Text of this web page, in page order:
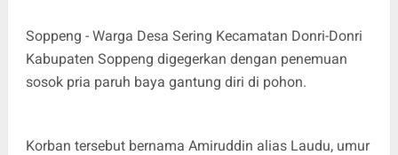
Soppeng - Warga Desa Sering Kecamatan Donri-Donri
Kabupaten Soppeng digegerkan dengan penemuan
sosok pria paruh baya gantung diri di pohon.
Korban tersebut bernama Amiruddin alias Laudu, umur